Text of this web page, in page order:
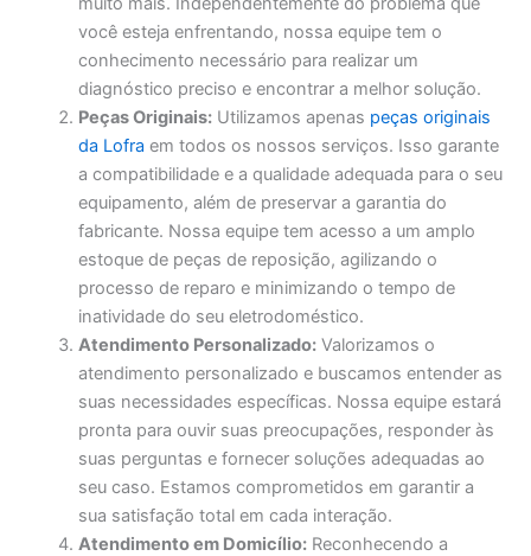
você esteja enfrentando, nossa equipe tem o
conhecimento necessário para realizar um
diagnóstico preciso e encontrar a melhor solução.
Peças Originais: Utilizamos apenas peças originais
da Lofra em todos os nossos serviços. Isso garante
a compatibilidade e a qualidade adequada para o seu
equipamento, além de preservar a garantia do
fabricante. Nossa equipe tem acesso a um amplo
estoque de peças de reposição, agilizando o
processo de reparo e minimizando o tempo de
inatividade do seu eletrodoméstico.
Atendimento Personalizado: Valorizamos o
atendimento personalizado e buscamos entender as
suas necessidades específicas. Nossa equipe estará
pronta para ouvir suas preocupações, responder às
suas perguntas e fornecer soluções adequadas ao
seu caso. Estamos comprometidos em garantir a
sua satisfação total em cada interação.
Atendimento em Domicílio: Reconhecendo a